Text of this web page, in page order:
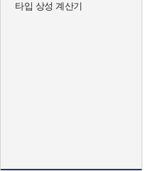
타입 상성 계산기